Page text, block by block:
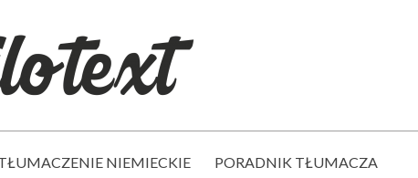
NIEMIECKIE PORADNIK TŁUMACZA